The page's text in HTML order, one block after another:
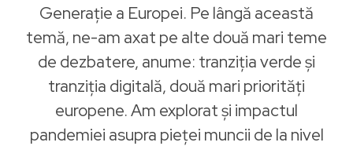
Generație a Europei. Pe lângă această
temă, ne-am axat pe alte două mari teme
de dezbatere, anume: tranziția verde și
tranziția digitală, două mari priorități
europene. Am explorat și impactul
pandemiei asupra pieței muncii de la nivel